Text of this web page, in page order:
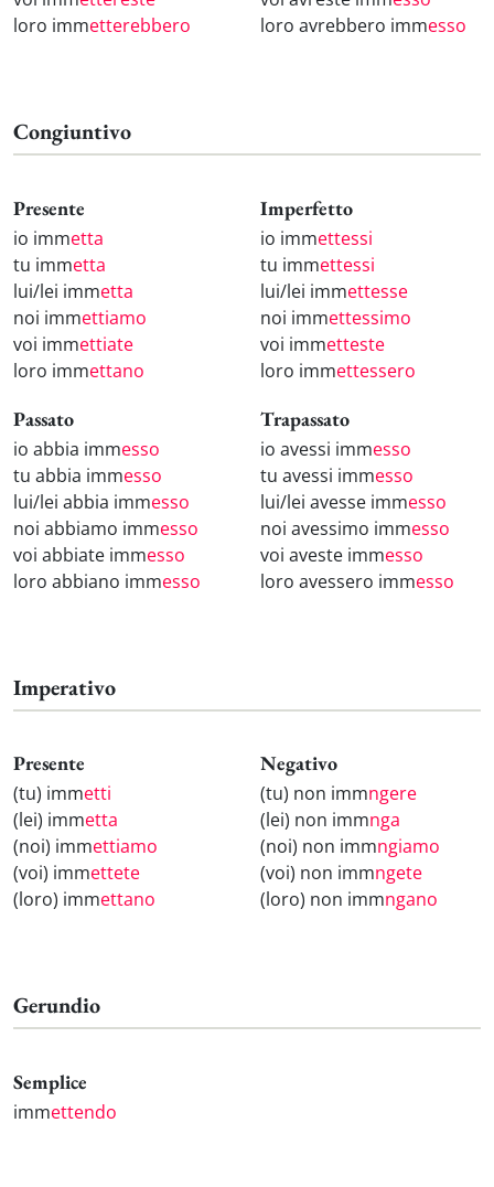
loro immetterebbero
loro avrebbero immesso
Congiuntivo
Presente
io immetta
tu immetta
lui/lei immetta
noi immettiamo
voi immettiate
loro immettano
Imperfetto
io immettessi
tu immettessi
lui/lei immettesse
noi immettessimo
voi immetteste
loro immettessero
Passato
io abbia immesso
tu abbia immesso
lui/lei abbia immesso
noi abbiamo immesso
voi abbiate immesso
loro abbiano immesso
Trapassato
io avessi immesso
tu avessi immesso
lui/lei avesse immesso
noi avessimo immesso
voi aveste immesso
loro avessero immesso
Imperativo
Presente
(tu) immetti
(lei) immetta
(noi) immettiamo
(voi) immettete
(loro) immettano
Negativo
(tu) non immngere
(lei) non immnga
(noi) non immngiamo
(voi) non immngete
(loro) non immngano
Gerundio
Semplice
immettendo